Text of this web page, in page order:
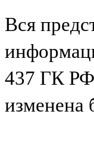
Вся
437 ГК
изменена